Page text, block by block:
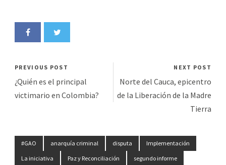
PREVIOUS POST
¿Quién es el principal
victimario en Colombia?
NEXT POST
Norte del Cauca, epicentro
de la Liberación de la Madre
Tierra
#GAO anarquía criminal disputa
Implementación
La iniciativa
Paz y Reconciliación
segundo informe